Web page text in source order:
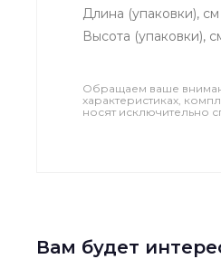
Длина (упаковки), см
Высота (упаковки),
Обращаем ваше
характеристиках,
носят исключительно
Вам будет